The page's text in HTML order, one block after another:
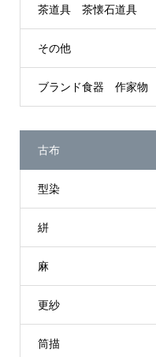
茶道具 茶懐石道具
その他
ブランド食器 作家物
古布
型染
絣
麻
更紗
筒描